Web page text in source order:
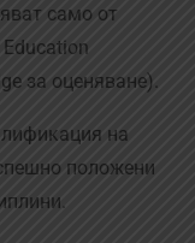
само от
за оценяване).
на
положени